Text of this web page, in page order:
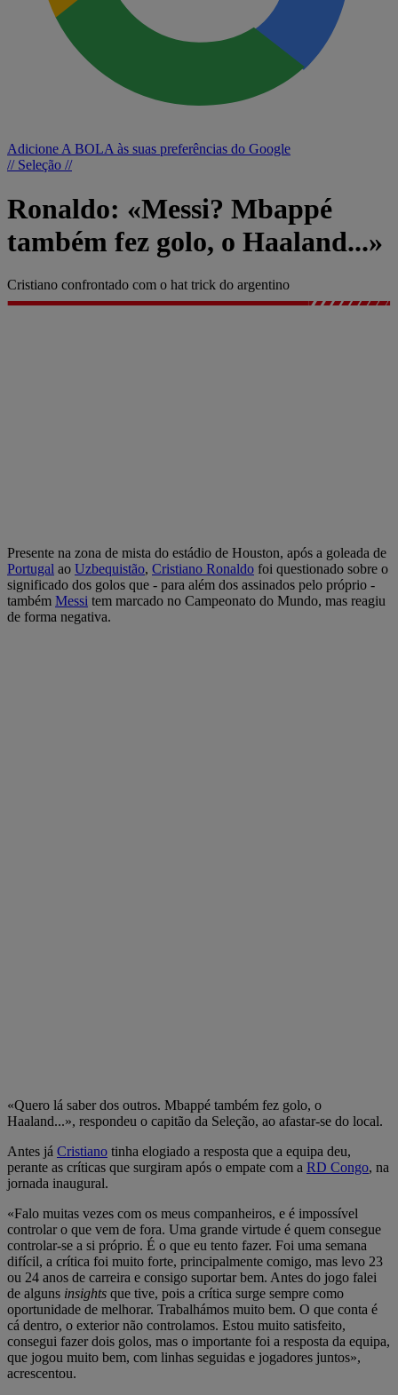
Adicione A BOLA às suas preferências do Google
// Seleção //
Ronaldo: «Messi? Mbappé
também fez golo, o Haaland...»
Cristiano confrontado com o hat trick do argentino
Presente na zona de mista do estádio de Houston, após a goleada de
Portugal ao Uzbequistão, Cristiano Ronaldo foi questionado sobre o
significado dos golos que - para além dos assinados pelo próprio -
também Messi tem marcado no Campeonato do Mundo, mas reagiu
de forma negativa.
«Quero lá saber dos outros. Mbappé também fez golo, o
Haaland...», respondeu o capitão da Seleção, ao afastar-se do local.
Antes já Cristiano tinha elogiado a resposta que a equipa deu,
perante as críticas que surgiram após o empate com a RD Congo, na
jornada inaugural.
«Falo muitas vezes com os meus companheiros, e é impossível
controlar o que vem de fora. Uma grande virtude é quem consegue
controlar-se a si próprio. É o que eu tento fazer. Foi uma semana
difícil, a crítica foi muito forte, principalmente comigo, mas levo 23
ou 24 anos de carreira e consigo suportar bem. Antes do jogo falei
de alguns insights que tive, pois a crítica surge sempre como
oportunidade de melhorar. Trabalhámos muito bem. O que conta é
cá dentro, o exterior não controlamos. Estou muito satisfeito,
consegui fazer dois golos, mas o importante foi a resposta da equipa,
que jogou muito bem, com linhas seguidas e jogadores juntos»,
acrescentou.